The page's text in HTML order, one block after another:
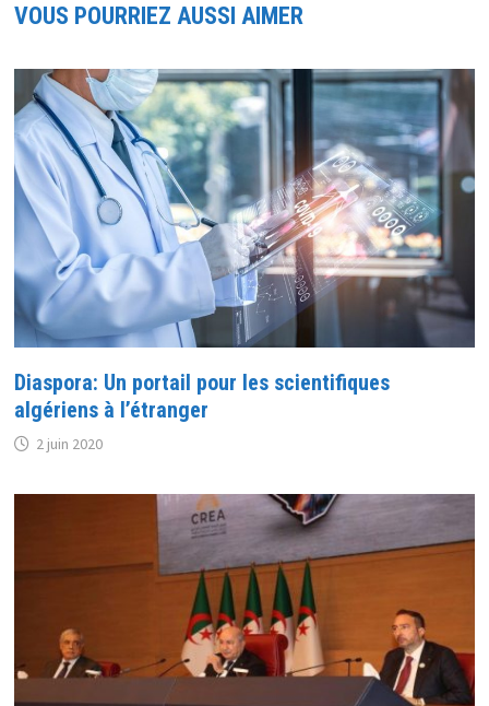
VOUS POURRIEZ AUSSI AIMER
Diaspora: Un portail pour les scientifiques
algériens à l’étranger
2 juin 2020